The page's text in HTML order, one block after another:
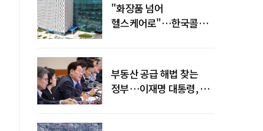
"화장품 넘어
헬스케어로"…한국콜마,
부동산 공급 해법 찾는
정부…이재명 대통령, 2차